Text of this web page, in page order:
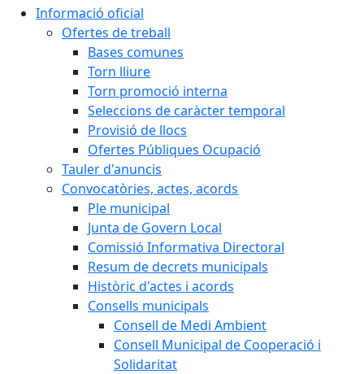
Informació oficial
Ofertes de treball
Bases comunes
Torn lliure
Torn promoció interna
Seleccions de caràcter temporal
Provisió de llocs
Ofertes Públiques Ocupació
Tauler d'anuncis
Convocatòries, actes, acords
Ple municipal
Junta de Govern Local
Comissió Informativa Directoral
Resum de decrets municipals
Històric d'actes i acords
Consells municipals
Consell de Medi Ambient
Consell Municipal de Cooperació i
Solidaritat